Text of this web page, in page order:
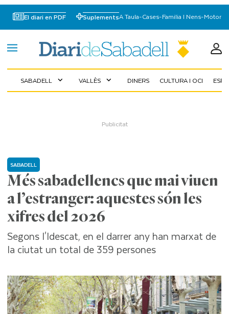
El diari en PDF SuplementsA Taula-Cases-Familia I Nens-Motor
SABADELL expand_more VALLÈS expand_more DINERS CULTURA I OCI
Més sabadellencs que mai viuen
a l’estranger: aquestes són les
xifres del 2026
SABADELL
Segons l'Idescat, en el darrer any han marxat de
la ciutat un total de 359 persones